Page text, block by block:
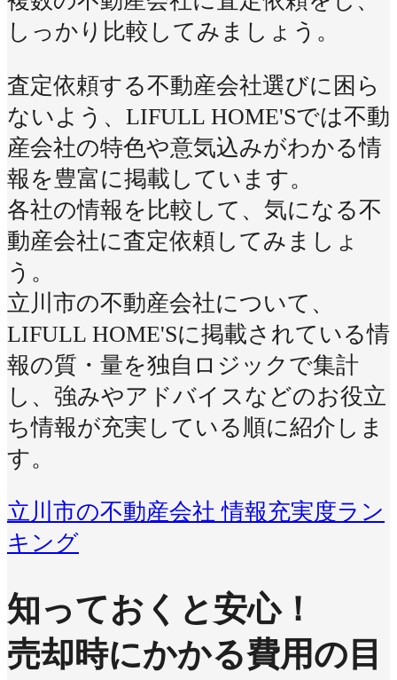
しっかり比較してみましょう。
査定依頼する不動産会社選びに困ら
ないよう、LIFULL HOME'Sでは不動
産会社の特色や意気込みがわかる情
報を豊富に掲載しています。
各社の情報を比較して、気になる不
動産会社に査定依頼してみましょ
う。
立川市の不動産会社について、
LIFULL HOME'Sに掲載されている情
報の質・量を独自ロジックで集計
し、強みやアドバイスなどのお役立
ち情報が充実している順に紹介しま
す。
立川市の不動産会社 情報充実度ラン
キング
知っておくと安心！
売却時にかかる費用の目